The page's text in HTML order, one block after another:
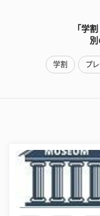
「学
別
学割 プ